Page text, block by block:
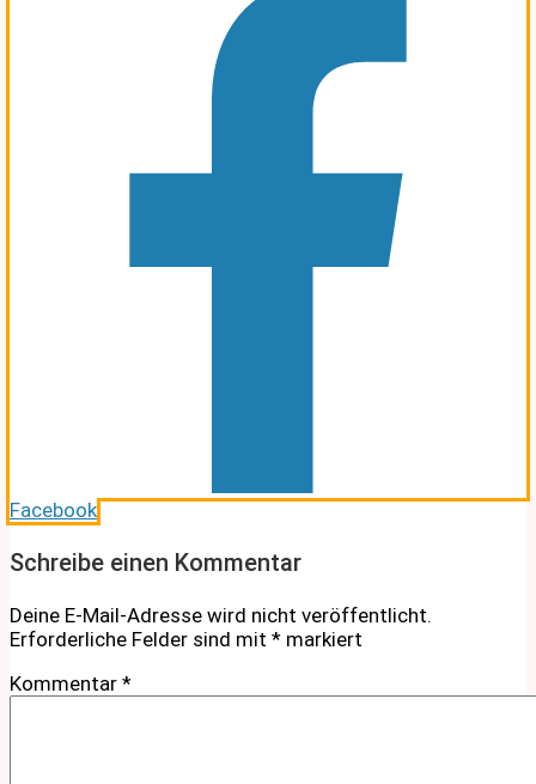
Facebook
Schreibe einen Kommentar
Deine E-Mail-Adresse wird nicht veröffentlicht.
Erforderliche Felder sind mit * markiert
Kommentar *